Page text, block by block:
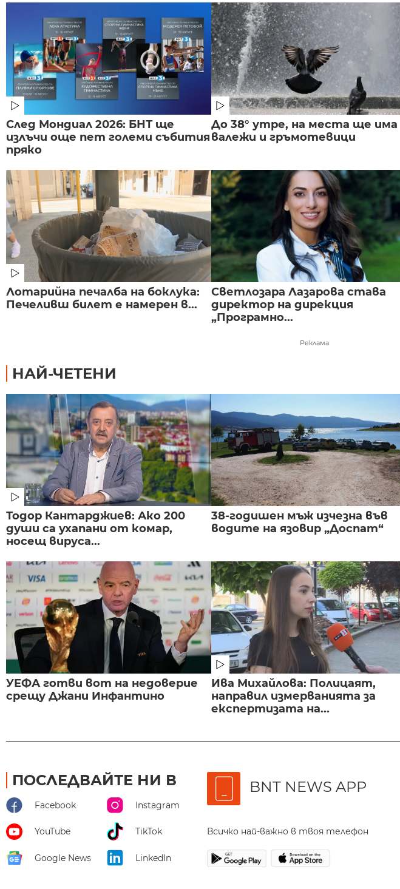
След Мондиал 2026: БНТ ще
излъчи още пет големи събития
пряко
До 38° утре, на места ще има
валежи и гръмотевици
Лотарийна печалба на боклука:
Печеливш билет е намерен в...
Светлозара Лазарова става
директор на дирекция
„Програмно...
Реклама
НАЙ-ЧЕТЕНИ
Тодор Кантарджиев: Ако 200
души са ухапани от комар,
носещ вируса...
38-годишен мъж изчезна във
водите на язовир „Доспат“
УЕФА готви вот на недоверие
срещу Джани Инфантино
Ива Михайлова: Полицаят,
направил измерванията за
експертизата на...
ПОСЛЕДВАЙТЕ НИ В
Facebook Instagram
YouTube TikTok
Google News LinkedIn
BNT NEWS APP
Всичко най-важно в твоя телефон